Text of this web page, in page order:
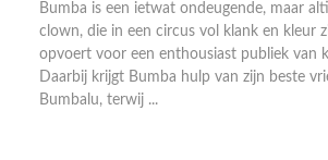
Bumba is een ietwat ondeugende, maar
clown, die in een circus vol klank en kleur
opvoert voor een enthousiast publiek van
Daarbij krijgt Bumba hulp van zijn beste
Bumbalu, terwij ...